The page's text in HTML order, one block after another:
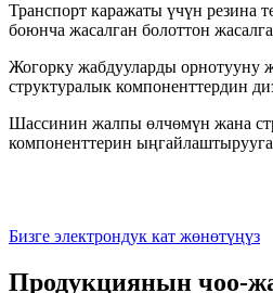
Транспорт каражаты үчүн резина
боюнча жасалган болоттон
Жогорку жабдууларды орнотууну
структуралык компоненттердин
Шассинин жалпы өлчөмүн жана
компоненттерин ыңгайлаштырууга
Бизге электрондук кат жөнөтүңүз
Продукциянын чоо-